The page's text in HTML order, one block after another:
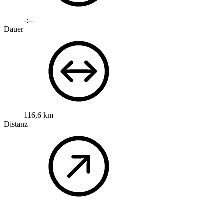
-:--
Dauer
116,6 km
Distanz